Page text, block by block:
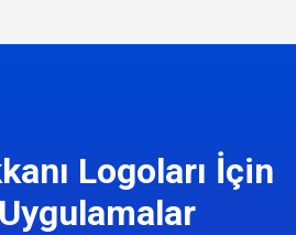
Logoları İçin